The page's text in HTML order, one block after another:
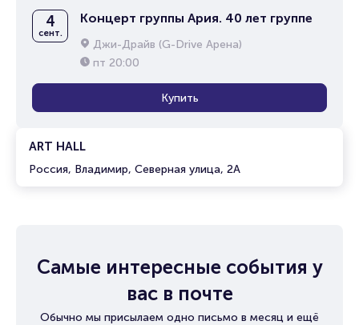
ART HALL
Россия, Владимир, Северная улица, 2А
4
сент.
Концерт группы Ария. 40 лет группе
Джи-Драйв (G-Drive Арена)
пт 20:00
Купить
Самые интересные события у
вас в почте
Обычно мы присылаем одно письмо в месяц и ещё